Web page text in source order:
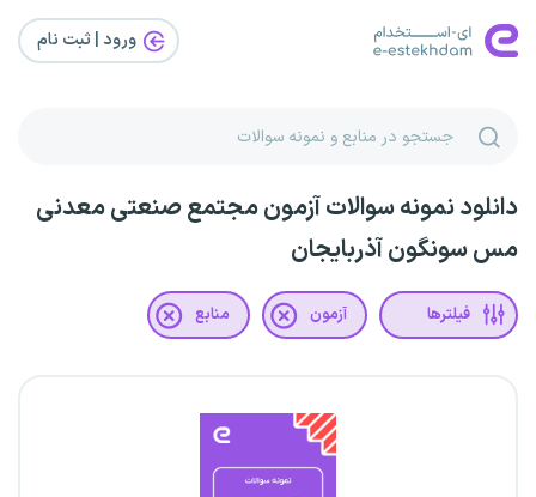
ورود | ثبت‌ نام
دانلود نمونه سوالات آزمون مجتمع صنعتی معدنی
مس سونگون آذربایجان
فیلترها آزمون منابع